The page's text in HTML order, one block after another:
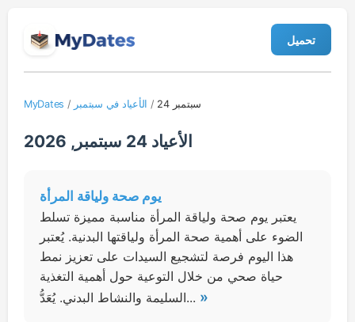
تحميل
MyDates / الأعياد في سبتمبر / 24 سبتمبر
الأعياد 24 سبتمبر, 2026
يوم صحة ولياقة المرأة
يعتبر يوم صحة ولياقة المرأة مناسبة مميزة تسلط
الضوء على أهمية صحة المرأة ولياقتها البدنية. يُعتبر
هذا اليوم فرصة لتشجيع السيدات على تعزيز نمط
حياة صحي من خلال التوعية حول أهمية التغذية
السليمة والنشاط البدني. يُعَدُّ... »